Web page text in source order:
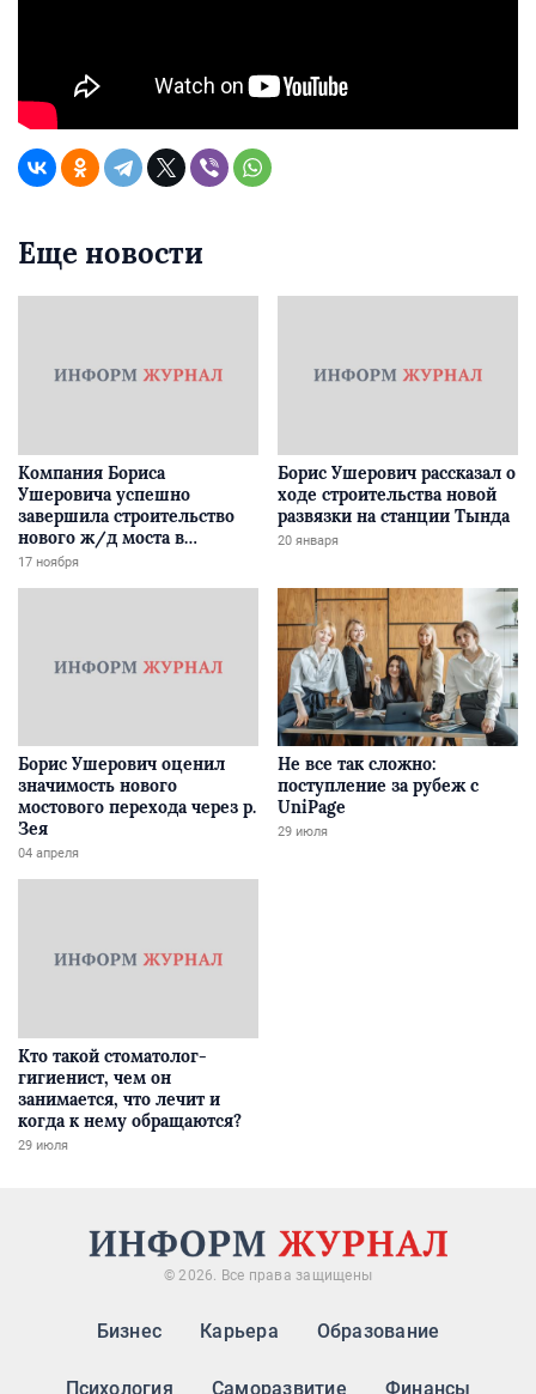
Еще новости
Компания Бориса
Ушеровича успешно
завершила строительство
нового ж/д моста в
Забайкалье
17 ноября
Борис Ушерович рассказал о
ходе строительства новой
развязки на станции Тында
20 января
Борис Ушерович оценил
значимость нового
мостового перехода через р.
Зея
04 апреля
Не все так сложно:
поступление за рубеж с
UniPage
29 июля
Кто такой стоматолог-
гигиенист, чем он
занимается, что лечит и
когда к нему обращаются?
29 июля
© 2026. Все права защищены
Бизнес Карьера Образование
Психология Саморазвитие Финансы